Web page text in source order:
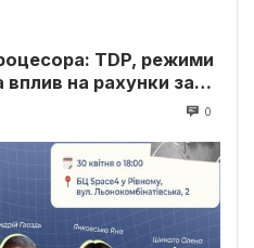
TDP, режими
на рахунки за
0